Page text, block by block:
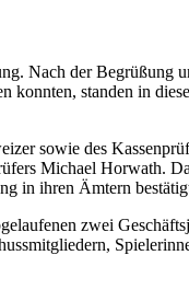
Nach der Begrüßung
konnten, standen in
sowie des
Michael Horwath.
in ihren Ämtern
zwei